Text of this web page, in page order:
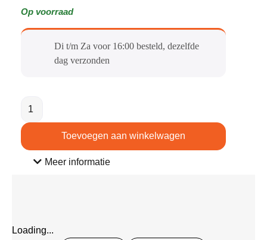
Op voorraad
Di t/m Za voor 16:00 besteld, dezelfde
dag verzonden​
Toevoegen aan winkelwagen
Meer informatie
Loading...